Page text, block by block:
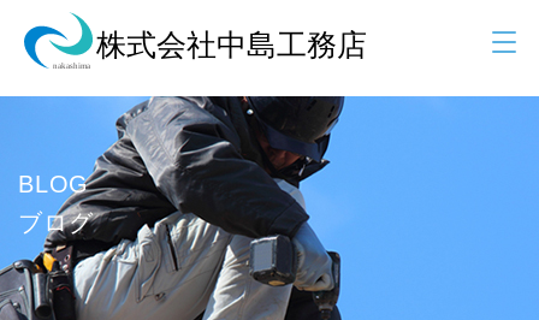
BLOG
ブログ